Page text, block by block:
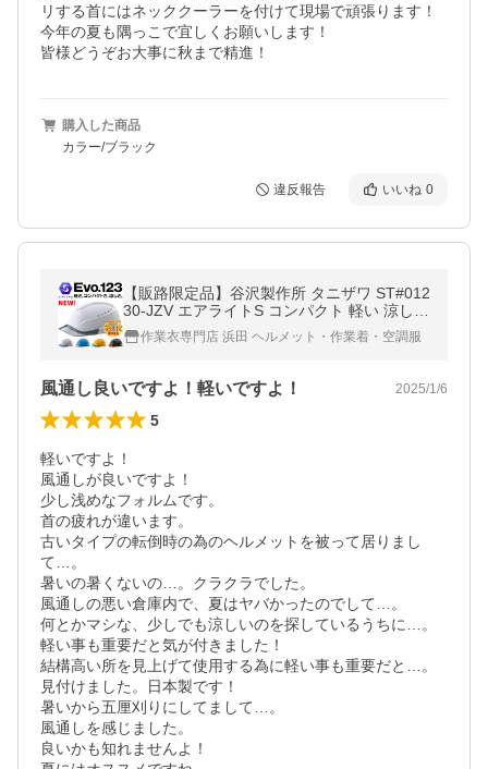
リする首にはネッククーラーを付けて現場で頑張ります！
今年の夏も隅っこで宜しくお願いします！
皆様どうぞお大事に秋まで精進！
購入した商品
カラー/ブラック
違反報告 いいね 0
【販路限定品】谷沢製作所 タニザワ ST#012
30-JZV エアライトS コンパクト 軽い 涼しい
ヘルメット（通気孔付き）作業 工事用 土木
建設 高所 安全 足場 Evo.123
作業衣専門店 浜田 ヘルメット・作業着・空調服
風通し良いですよ！軽いですよ！ 2025/1/6
5
軽いですよ！
風通しが良いですよ！
少し浅めなフォルムです。
首の疲れが違います。
古いタイプの転倒時の為のヘルメットを被って居りまし
て…。
暑いの暑くないの…。クラクラでした。
風通しの悪い倉庫内で、夏はヤバかったのでして…。
何とかマシな、少しでも涼しいのを探しているうちに…。
軽い事も重要だと気が付きました！
結構高い所を見上げて使用する為に軽い事も重要だと…。
見付けました。日本製です！
暑いから五厘刈りにしてまして…。
風通しを感じました。
良いかも知れませんよ！